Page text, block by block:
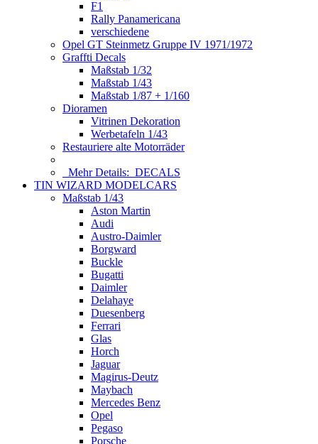
F1
Rally Panamericana
verschiedene
Opel GT Steinmetz Gruppe IV 1971/1972
Graffti Decals
Maßstab 1/32
Maßstab 1/43
Maßstab 1/87 + 1/160
Dioramen
Vitrinen Dekoration
Werbetafeln 1/43
Restauriere alte Motorräder
Mehr Details: DECALS
TIN WIZARD MODELCARS
Maßstab 1/43
Aston Martin
Audi
Austro-Daimler
Borgward
Buckle
Bugatti
Daimler
Delahaye
Duesenberg
Ferrari
Glas
Horch
Jaguar
Magirus-Deutz
Maybach
Mercedes Benz
Opel
Pegaso
Porsche